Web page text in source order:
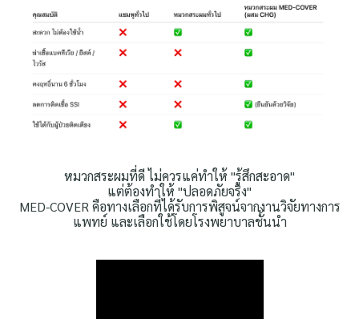
หมวกสระผมที่ดี ไม่ควรแค่ทำให้ "รู้สึกสะอาด"
แต่ต้องทำให้ "ปลอดภัยจริง"
MED-COVER คือทางเลือกที่ได้รับการพิสูจน์จากงานวิจัยทางการ
แพทย์ และเลือกใช้โดยโรงพยาบาลชั้นนำ